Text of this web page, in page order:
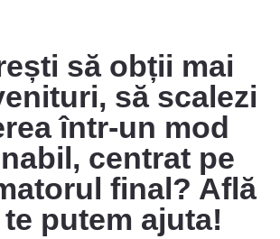
să obții mai
să scalezi
într-un mod
centrat pe
final? Află
putem ajuta!